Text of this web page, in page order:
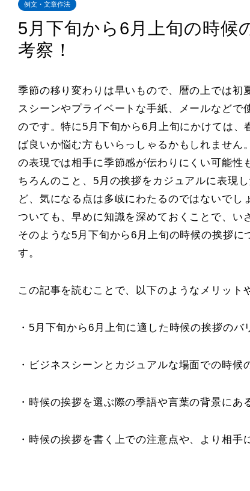
例文・文章作法
5月下旬から6月上旬の時候
考察！
季節の移り変わりは早いもので、暦の上では
スシーンやプライベートな手紙、メールなど
のです。特に5月下旬から6月上旬にかけては
ば良いか悩む方もいらっしゃるかもしれませ
の表現では相手に季節感が伝わりにくい可能性
ちろんのこと、5月の挨拶をカジュアルに表現
ど、気になる点は多岐にわたるのではないで
ついても、早めに知識を深めておくことで、い
そのような5月下旬から6月上旬の時候の挨拶
す。
この記事を読むことで、以下のようなメリット
・5月下旬から6月上旬に適した時候の挨拶の
・ビジネスシーンとカジュアルな場面での時候
・時候の挨拶を選ぶ際の季語や言葉の背景にあ
・時候の挨拶を書く上での注意点や、より相